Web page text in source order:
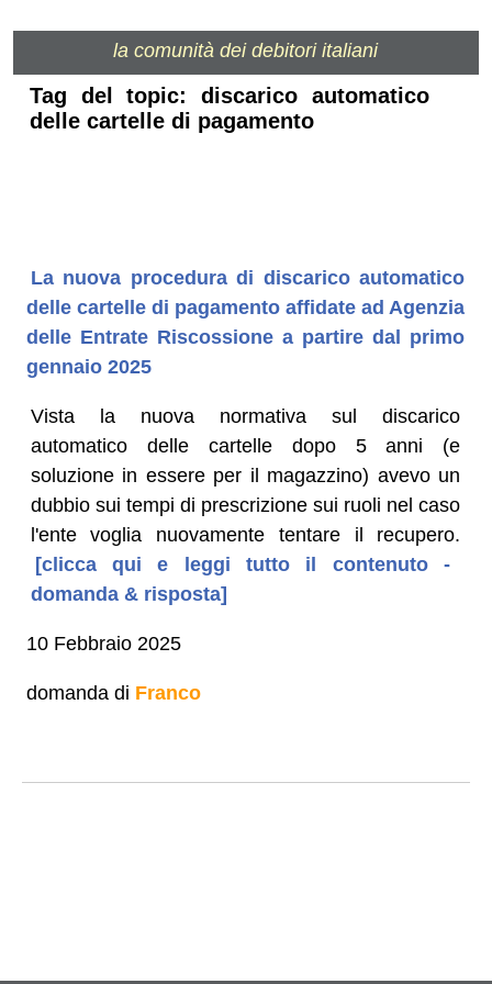
la comunità dei debitori italiani
Tag del topic: discarico automatico
delle cartelle di pagamento
La nuova procedura di discarico automatico
delle cartelle di pagamento affidate ad Agenzia
delle Entrate Riscossione a partire dal primo
gennaio 2025
Vista la nuova normativa sul discarico
automatico delle cartelle dopo 5 anni (e
soluzione in essere per il magazzino) avevo un
dubbio sui tempi di prescrizione sui ruoli nel caso
l'ente voglia nuovamente tentare il recupero.
[clicca qui e leggi tutto il contenuto -
domanda & risposta]
10 Febbraio 2025
domanda di Franco